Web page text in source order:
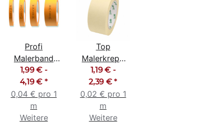
Profi
Malerband
Abklebeband
Goldband
19mm -
50mm
1,99 € -
4,19 € *
0,04 € pro 1
m
Weitere
Top
Malerkrepp
Abklebeband
Kreppband
Malerband
50m
1,19 € -
2,39 €*
0,02 € pro 1
m
Weitere